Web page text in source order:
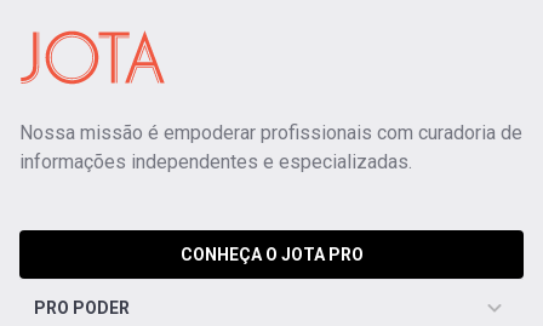
Nossa missão é empoderar profissionais com curadoria de
informações independentes e especializadas.
CONHEÇA O JOTA PRO
PRO PODER